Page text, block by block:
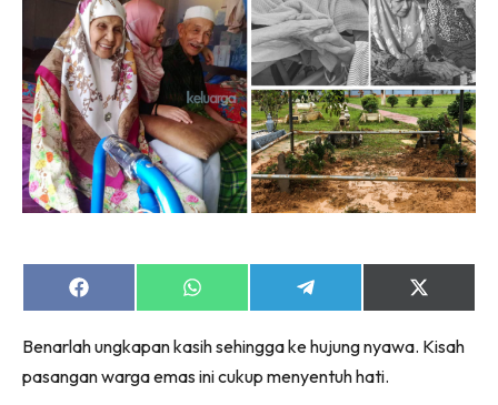
Share
on
Share
on
Share
on
Share
on
(Twitter)
Benarlah ungkapan kasih sehingga ke hujung nyawa. Kisah
pasangan warga emas ini cukup menyentuh hati.